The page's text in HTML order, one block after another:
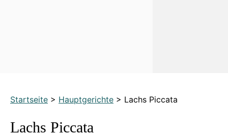
Startseite > Hauptgerichte > Lachs Piccata
Lachs Piccata